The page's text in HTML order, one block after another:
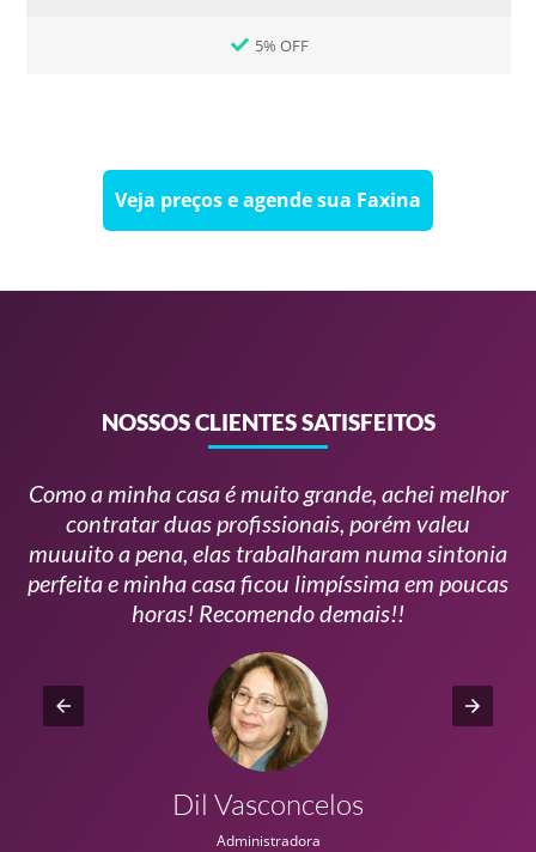
5% OFF
Veja preços e agende sua Faxina
NOSSOS CLIENTES SATISFEITOS
Como a minha casa é muito grande, achei melhor
contratar duas profissionais, porém valeu
muuuito a pena, elas trabalharam numa sintonia
perfeita e minha casa ficou limpíssima em poucas
horas! Recomendo demais!!
Dil Vasconcelos
Administradora